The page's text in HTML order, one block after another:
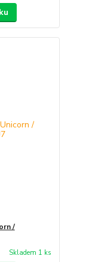
/
Skladem 1 ks